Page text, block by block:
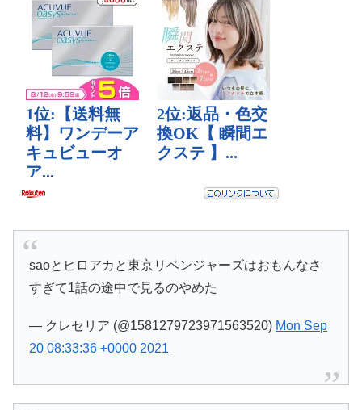
saoとヒロアカと東京リベンジャーズはおもんなさ
すぎて1話の途中で見るのやめた
— クレセリア (@1581279723971563520) Mon Sep
20 08:33:36 +0000 2021